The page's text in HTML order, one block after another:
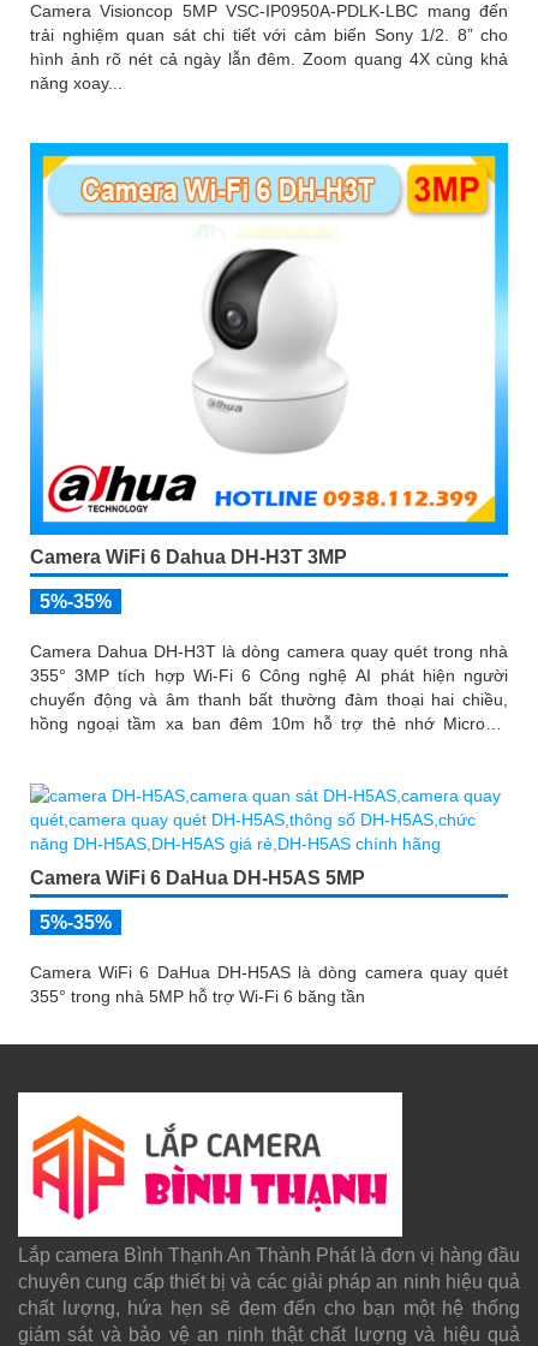
Camera Visioncop 5MP VSC-IP0950A-PDLK-LBC mang đến
trải nghiệm quan sát chi tiết với cảm biến Sony 1/2. 8” cho
hình ảnh rõ nét cả ngày lẫn đêm. Zoom quang 4X cùng khả
năng xoay...
Camera WiFi 6 Dahua DH-H3T 3MP
5%-35%
Camera Dahua DH-H3T là dòng camera quay quét trong nhà
355° 3MP tích hợp Wi-Fi 6 Công nghệ AI phát hiện người
chuyển động và âm thanh bất thường đàm thoại hai chiều,
hồng ngoại tầm xa ban đêm 10m hỗ trợ thẻ nhớ MicroSD
Camera WiFi 6 DaHua DH-H5AS 5MP
5%-35%
Camera WiFi 6 DaHua DH-H5AS là dòng camera quay quét
355° trong nhà 5MP hỗ trợ Wi-Fi 6 băng tần
Lắp camera Bình Thạnh An Thành Phát là đơn vị hàng đầu
chuyên cung cấp thiết bị và các giải pháp an ninh hiệu quả
chất lượng, hứa hẹn sẽ đem đến cho bạn một hệ thống
giám sát và bảo vệ an ninh thật chất lượng và hiệu quả